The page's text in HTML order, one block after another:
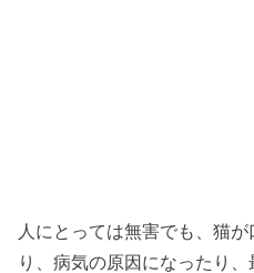
人にとっては無害でも、猫
り、病気の原因になったり